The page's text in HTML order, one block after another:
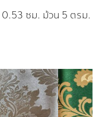
0.53 ซม. ม้วน 5 ตรม.